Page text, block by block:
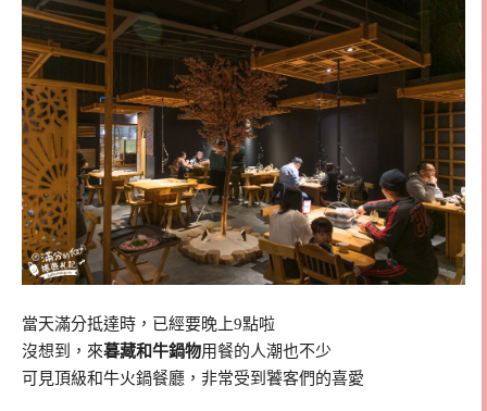
當天滿分抵達時，已經要晚上9點啦
沒想到，來暮藏和牛鍋物用餐的人潮也不少
可見頂級和牛火鍋餐廳，非常受到饕客們的喜愛